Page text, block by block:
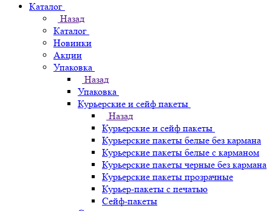
Каталог
Назад
Каталог
Новинки
Акции
Упаковка
Назад
Упаковка
Курьерские и сейф пакеты
Назад
Курьерские и сейф пакеты
Курьерские пакеты белые без кармана
Курьерские пакеты белые с карманом
Курьерские пакеты черные без кармана
Курьерские пакеты прозрачные
Курьер-пакеты с печатью
Сейф-пакеты